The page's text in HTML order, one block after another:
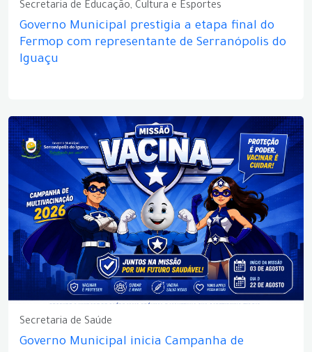
Secretaria de Educação, Cultura e Esportes
Governo Municipal prestigia a etapa final do
Fermop com representante de Serranópolis do
Iguaçu
Secretaria de Saúde
Governo Municipal inicia Campanha de